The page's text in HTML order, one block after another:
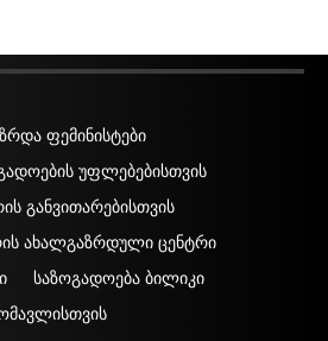
ფემინისტები
უფლებებისთვის
განვითარებისთვის
ახალგაზრდული ცენტრი
საზოგადოება ბილიკი